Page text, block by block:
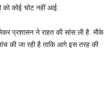
को कोई चोट नहीं आई.
प्रशासन ने राहत की सांस ली है. मौके
की जा रही है ताकि आगे इस तरह की